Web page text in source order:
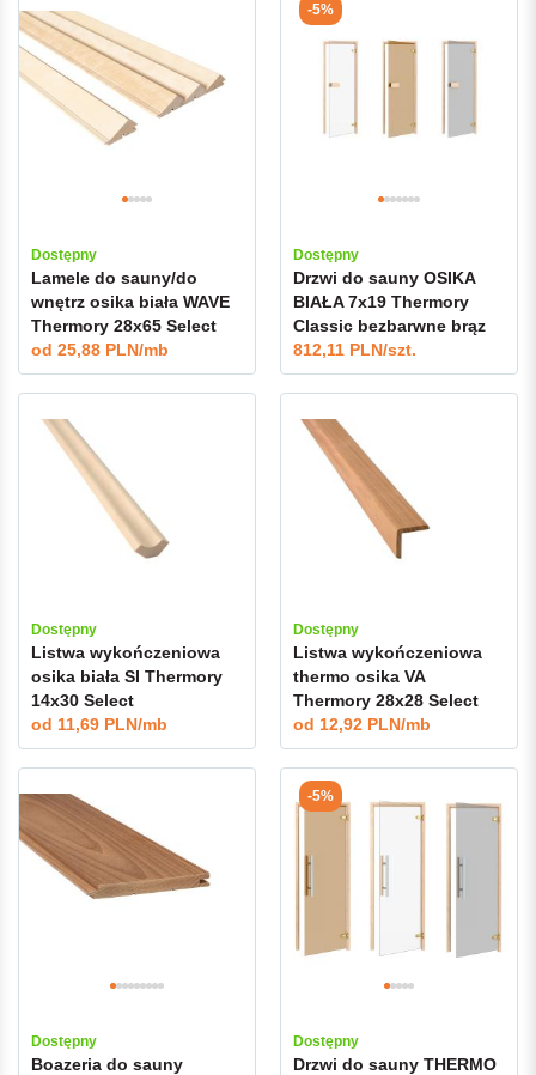
Dostępny
Lamele do sauny/do
wnętrz osika biała WAVE
Thermory 28x65 Select
od 25,88 PLN/mb
-5%
Dostępny
Drzwi do sauny OSIKA
BIAŁA 7x19 Thermory
Classic bezbarwne brąz
grafit
812,11 PLN/szt.
Dostępny
Listwa wykończeniowa
osika biała SI Thermory
14x30 Select
od 11,69 PLN/mb
Dostępny
Listwa wykończeniowa
thermo osika VA
Thermory 28x28 Select
od 12,92 PLN/mb
Dostępny
Boazeria do sauny
-5%
Dostępny
Drzwi do sauny THERMO